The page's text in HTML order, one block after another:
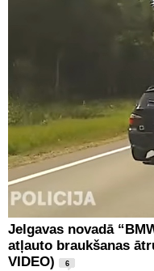
Jelgavas novadā
atļauto braukšanas
VIDEO)
6